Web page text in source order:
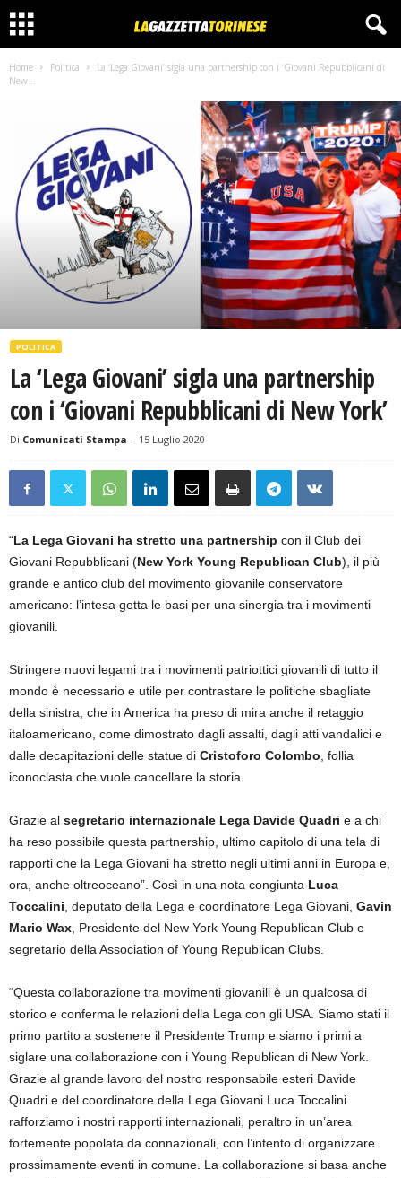
Home Politica
La ‘Lega Giovani’ sigla una partnership con i ‘Giovani Repubblicani di
New...
POLITICA
La ‘Lega Giovani’ sigla una partnership
con i ‘Giovani Repubblicani di New York’
Di Comunicati Stampa - 15 Luglio 2020
“La Lega Giovani ha stretto una partnership con il Club dei
Giovani Repubblicani (New York Young Republican Club), il più
grande e antico club del movimento giovanile conservatore
americano: l’intesa getta le basi per una sinergia tra i movimenti
giovanili.
Stringere nuovi legami tra i movimenti patriottici giovanili di tutto il
mondo è necessario e utile per contrastare le politiche sbagliate
della sinistra, che in America ha preso di mira anche il retaggio
italoamericano, come dimostrato dagli assalti, dagli atti vandalici e
dalle decapitazioni delle statue di Cristoforo Colombo, follia
iconoclasta che vuole cancellare la storia.
Grazie al segretario internazionale Lega Davide Quadri e a chi
ha reso possibile questa partnership, ultimo capitolo di una tela di
rapporti che la Lega Giovani ha stretto negli ultimi anni in Europa e,
ora, anche oltreoceano”. Così in una nota congiunta Luca
Toccalini, deputato della Lega e coordinatore Lega Giovani, Gavin
Mario Wax, Presidente del New York Young Republican Club e
segretario della Association of Young Republican Clubs.
“Questa collaborazione tra movimenti giovanili è un qualcosa di
storico e conferma le relazioni della Lega con gli USA. Siamo stati il
primo partito a sostenere il Presidente Trump e siamo i primi a
siglare una collaborazione con i Young Republican di New York.
Grazie al grande lavoro del nostro responsabile esteri Davide
Quadri e del coordinatore della Lega Giovani Luca Toccalini
rafforziamo i nostri rapporti internazionali, peraltro in un’area
fortemente popolata da connazionali, con l’intento di organizzare
prossimamente eventi in comune. La collaborazione si basa anche